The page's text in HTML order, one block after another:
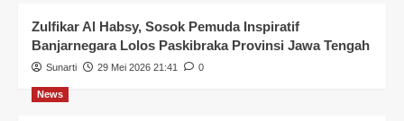
Zulfikar Al Habsy, Sosok Pemuda Inspiratif
Banjarnegara Lolos Paskibraka Provinsi Jawa Tengah
Sunarti 29 Mei 2026 21:41 0
News